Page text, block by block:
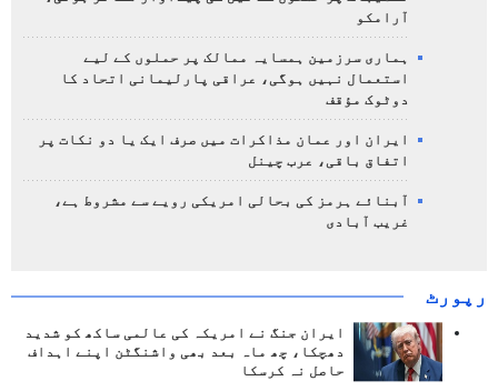
آرامکو
ہماری سرزمین ہمسایہ ممالک پر حملوں کے لیے
استعمال نہیں ہوگی، عراقی پارلیمانی اتحاد کا
دوٹوک مؤقف
ایران اور عمان مذاکرات میں صرف ایک یا دو نکات پر
اتفاق باقی، عرب چینل
آبنائے ہرمز کی بحالی امریکی رویے سے مشروط ہے،
غریب آبادی
رپورٹ
ایران جنگ نے امریکہ کی عالمی ساکھ کو شدید
دھچکا، چھ ماہ بعد بھی واشنگٹن اپنے اہداف
حاصل نہ کرسکا